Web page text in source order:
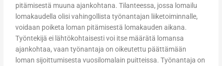
pitämisestä muuna ajankohtana. Tilanteessa, jossa lomailu
lomakaudella olisi vahingollista työnantajan liiketoiminnalle,
voidaan poiketa loman pitämisestä lomakauden aikana.
Työntekijä ei lähtökohtaisesti voi itse määrätä lomansa
ajankohtaa, vaan työnantaja on oikeutettu päättämään
loman sijoittumisesta vuosilomalain puitteissa. Työnantaja on